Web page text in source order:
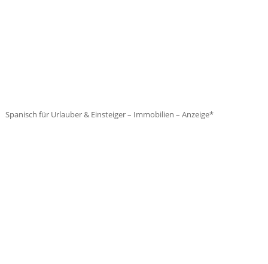
Spanisch für Urlauber & Einsteiger – Immobilien – Anzeige*